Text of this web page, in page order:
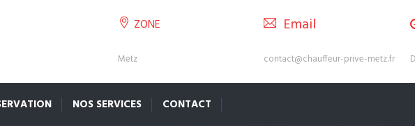
ZONE
Metz
Email
contact@chauffeur-prive-metz.fr
NOS SERVICES CONTACT